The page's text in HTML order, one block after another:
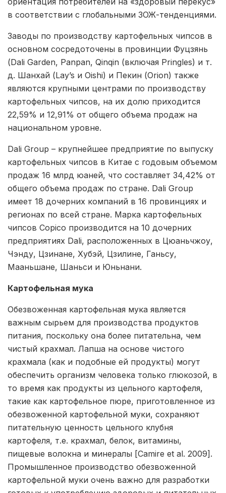
в соответствии с глобальными ЗОЖ-тенденциями.
Заводы по производству картофельных чипсов в
основном сосредоточены в провинции Фуцзянь
(Dali Garden, Panpan, Qinqin (включая Pringles) и т.
д. Шанхай (Lay’s и Oishi) и Пекин (Orion) также
являются крупными центрами по производству
картофельных чипсов, на их долю приходится
22,59% и 12,91% от общего объема продаж на
национальном уровне.
Dali Group – крупнейшее предприятие по выпуску
картофельных чипсов в Китае с годовым объемом
продаж 16 млрд юаней, что составляет 34,42% от
общего объема продаж по стране. Dali Group
имеет 18 дочерних компаний в 16 провинциях и
регионах по всей стране. Марка картофельных
чипсов Copico производится на 10 дочерних
предприятиях Dali, расположенных в Цюаньчжоу,
Чэнду, Цзинане, Хубэй, Цзилине, Ганьсу,
Мааньшане, Шаньси и Юньнани.
Картофельная мука
Обезвоженная картофельная мука является
важным сырьем для производства продуктов
питания, поскольку она более питательна, чем
чистый крахмал. Лапша на основе чистого
крахмала (как и подобные ей продукты) могут
обеспечить организм человека только глюкозой, в
то время как продукты из цельного картофеля,
такие как картофельное пюре, приготовленное из
обезвоженной картофельной муки, сохраняют
питательную ценность цельного клубня
картофеля, т.е. крахмал, белок, витамины,
пищевые волокна и минералы [Camire et al. 2009].
Промышленное производство обезвоженной
картофельной муки очень важно для разработки